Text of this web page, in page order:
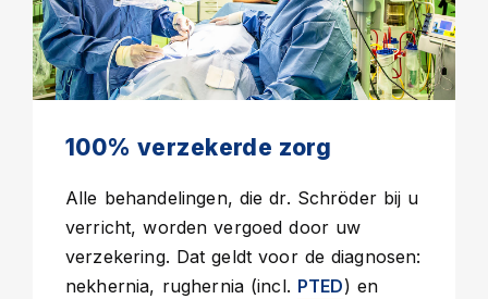
100% verzekerde zorg
Alle behandelingen, die dr. Schröder bij u
verricht, worden vergoed door uw
verzekering. Dat geldt voor de diagnosen:
nekhernia, rughernia (incl. PTED) en